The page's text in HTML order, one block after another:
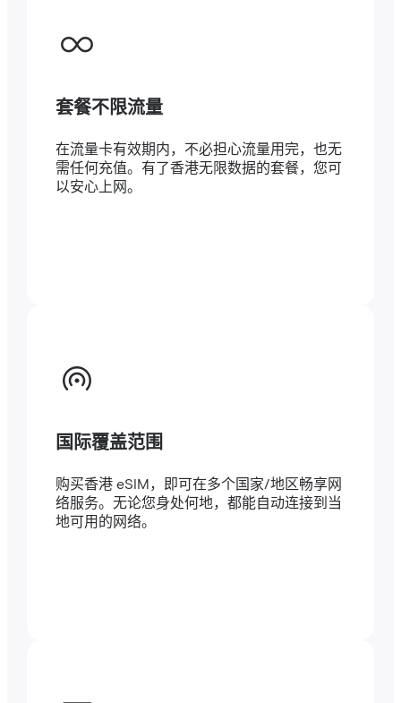
套餐不限流量
在流量卡有效期内，不必担心流量用完，也无
需任何充值。有了香港无限数据的套餐，您可
以安心上网。
国际覆盖范围
购买香港 eSIM，即可在多个国家/地区畅享网
络服务。无论您身处何地，都能自动连接到当
地可用的网络。